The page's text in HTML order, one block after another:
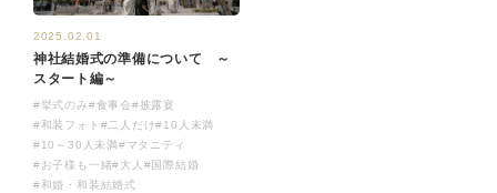
2025.02.01
神社結婚式の準備について ～
スタート編～
#挙式のみ#食事会#披露宴
#和装フォト #二人だけ#10人未満
#10～30人未満#マタニティ
#お子様も一緒#大人 #国際結婚
#和婚・和装結婚式